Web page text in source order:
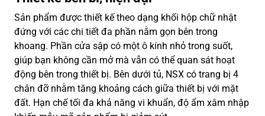
Sản phẩm được thiết kế theo dạng khối hộp chữ nhật
đứng với các chi tiết đa phần nằm gọn bên trong
khoang. Phần cửa sập có một ô kính nhỏ trong suốt,
giúp bạn không cần mở mà vẫn có thể quan sát hoạt
động bên trong thiết bị. Bên dưới tủ, NSX có trang bị 4
chân đỡ nhằm tăng khoảng cách giữa thiết bị với mặt
đất. Hạn chế tối đa khả năng vi khuẩn, độ ẩm xâm nhập